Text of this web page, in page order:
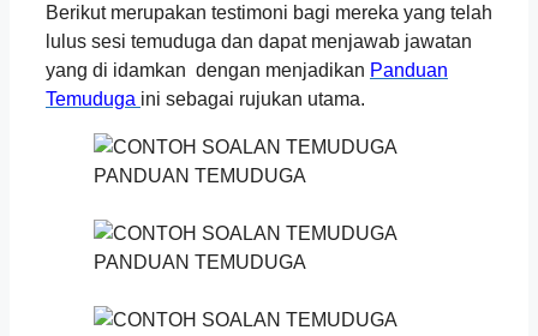
Berikut merupakan testimoni bagi mereka yang telah
lulus sesi temuduga dan dapat menjawab jawatan
yang di idamkan dengan menjadikan Panduan
Temuduga ini sebagai rujukan utama.